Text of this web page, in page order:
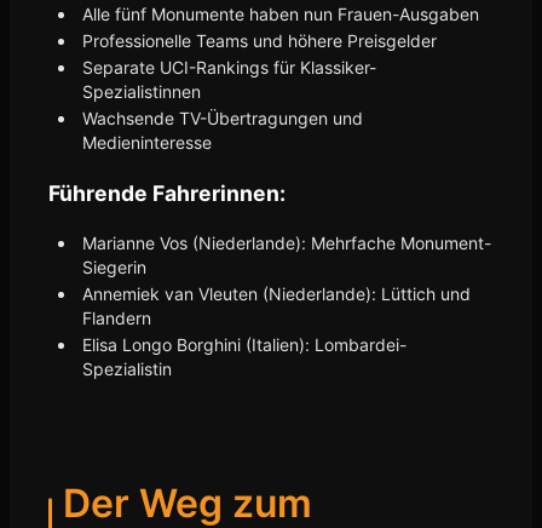
Alle fünf Monumente haben nun Frauen-Ausgaben
Professionelle Teams und höhere Preisgelder
Separate UCI-Rankings für Klassiker-
Spezialistinnen
Wachsende TV-Übertragungen und
Medieninteresse
Führende Fahrerinnen:
Marianne Vos (Niederlande): Mehrfache Monument-
Siegerin
Annemiek van Vleuten (Niederlande): Lüttich und
Flandern
Elisa Longo Borghini (Italien): Lombardei-
Spezialistin
Der Weg zum